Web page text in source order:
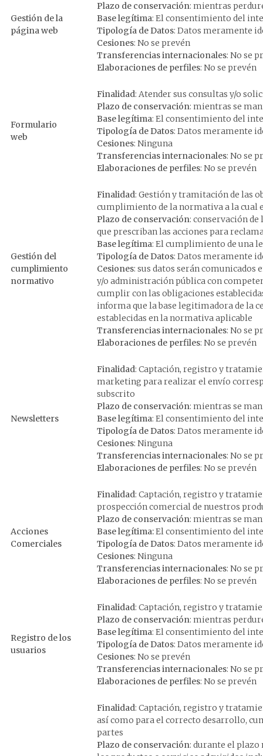
Gestión de la
página web
Plazo de conservación: mientras
Base legítima: El consentimiento del
Tipología de Datos: Datos meramente
Cesiones: No se prevén
Transferencias internacionales: No se
Elaboraciones de perfiles: No se prevén
Formulario
web
Finalidad: Atender sus consultas y/o
Plazo de conservación: mientras se
Base legítima: El consentimiento del
Tipología de Datos: Datos meramente
Cesiones: Ninguna
Transferencias internacionales: No se
Elaboraciones de perfiles: No se prevén
Gestión del
cumplimiento
normativo
Finalidad: Gestión y tramitación de las
cumplimiento de la normativa a la cual
Plazo de conservación: conservación de
que prescriban las acciones para
Base legítima: El cumplimiento de una
Tipología de Datos: Datos meramente
Cesiones: sus datos serán comunicados
y/o administración pública con
cumplir con las obligaciones
informa que la base legitimadora de la
establecidas en la normativa aplicable
Transferencias internacionales: No se
Elaboraciones de perfiles: No se prevén
Newsletters
Finalidad: Captación, registro y
marketing para realizar el envío
subscrito
Plazo de conservación: mientras se
Base legítima: El consentimiento del
Tipología de Datos: Datos meramente
Cesiones: Ninguna
Transferencias internacionales: No se
Elaboraciones de perfiles: No se prevén
Acciones
Comerciales
Finalidad: Captación, registro y
prospección comercial de nuestros
Plazo de conservación: mientras se
Base legítima:El consentimiento del
Tipología de Datos: Datos meramente
Cesiones: Ninguna
Transferencias internacionales: No se
Elaboraciones de perfiles: No se prevén
Registro de los
usuarios
Finalidad: Captación, registro y
Plazo de conservación: mientras
Base legítima: El consentimiento del
Tipología de Datos: Datos meramente
Cesiones: No se prevén
Transferencias internacionales: No se
Elaboraciones de perfiles: No se prevén
Finalidad: Captación, registro y
así como para el correcto desarrollo,
partes
Plazo de conservación: durante el